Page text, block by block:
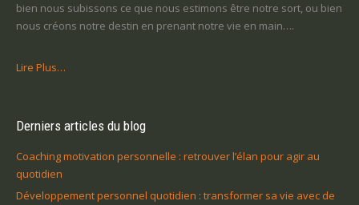
bien nous subissons ce que nous estimons être notre sort, ou bien
nous créons notre destin en prenant notre vie en main….
Lire Plus…
Derniers articles du blog
Coaching motivation personnelle : retrouver l’élan pour agir au
quotidien
Développement personnel quotidien : transformer sa vie avec de